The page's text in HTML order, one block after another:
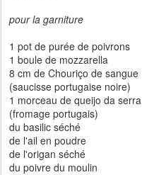
pour la garniture
1 pot de purée de poivrons
1 boule de mozzarella
8 cm de Chouriço de sangue
(saucisse portugaise noire)
1 morceau de queijo da serra
(fromage portugais)
du basilic séché
de l'ail en poudre
de l'origan séché
du poivre du moulin